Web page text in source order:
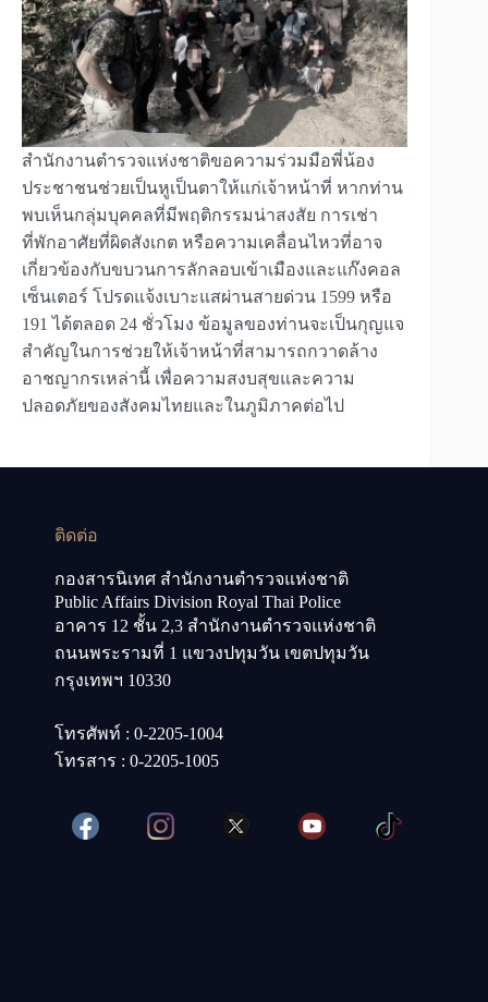
สำนักงานตำรวจแห่งชาติขอความร่วมมือพี่น้อง
ประชาชนช่วยเป็นหูเป็นตาให้แก่เจ้าหน้าที่ หากท่าน
พบเห็นกลุ่มบุคคลที่มีพฤติกรรมน่าสงสัย การเช่า
ที่พักอาศัยที่ผิดสังเกต หรือความเคลื่อนไหวที่อาจ
เกี่ยวข้องกับขบวนการลักลอบเข้าเมืองและแก๊งคอล
เซ็นเตอร์ โปรดแจ้งเบาะแสผ่านสายด่วน 1599 หรือ
191 ได้ตลอด 24 ชั่วโมง ข้อมูลของท่านจะเป็นกุญแจ
สำคัญในการช่วยให้เจ้าหน้าที่สามารถกวาดล้าง
อาชญากรเหล่านี้ เพื่อความสงบสุขและความ
ปลอดภัยของสังคมไทยและในภูมิภาคต่อไป
ติดต่อ
กองสารนิเทศ สำนักงานตำรวจแห่งชาติ
Public Affairs Division Royal Thai Police
อาคาร 12 ชั้น 2,3 สำนักงานตำรวจแห่งชาติ
ถนนพระรามที่ 1 แขวงปทุมวัน เขตปทุมวัน
กรุงเทพฯ 10330
โทรศัพท์ : 0-2205-1004
โทรสาร : 0-2205-1005